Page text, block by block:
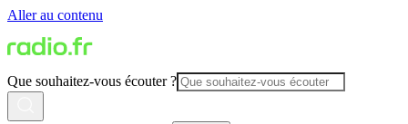
Aller au contenu
Que souhaitez-vous écouter ?